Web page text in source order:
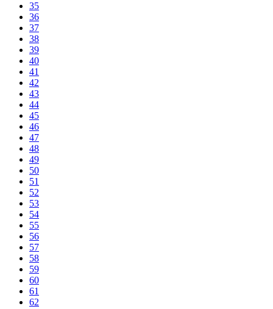
35
36
37
38
39
40
41
42
43
44
45
46
47
48
49
50
51
52
53
54
55
56
57
58
59
60
61
62